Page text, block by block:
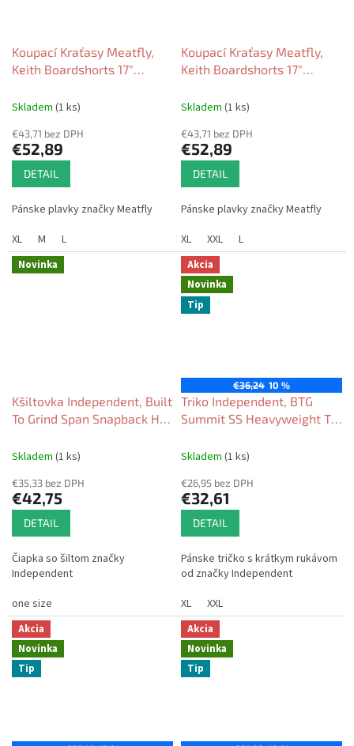
Koupací Kraťasy Meatfly,
Keith Boardshorts 17"
Skladem (1 ks)
€43,71 bez DPH
€52,89
DETAIL
Pánske plavky značky Meatfly
XL
M L
Koupací Kraťasy Meatfly,
Keith Boardshorts 17"
Skladem (1 ks)
€43,71 bez DPH
€52,89
DETAIL
Pánske plavky značky Meatfly
XL
XXL L
Novinka
Kšiltovka Independent, Built
To Grind Span Snapback Hat
Skladem (1 ks)
€35,33 bez DPH
€42,75
DETAIL
Čiapka so šiltom značky
Independent
one size
Akcia
Novinka
Tip
€36,24 10 %
Triko Independent, BTG
Summit SS Heavyweight T-
2026
Skladem (1 ks)
€26,95 bez DPH
€32,61
DETAIL
Pánske tričko s krátkym rukávom
od značky Independent
XL
XXL
Akcia
Novinka
Tip
Akcia
Novinka
Tip